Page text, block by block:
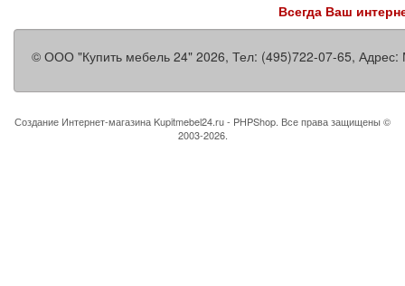
Всегда Ваш
© ООО "Купить мебель 24" 2026, Тел: (495)722-07-65, Адрес:
Создание Интернет-магазина Kupitmebel24.ru - PHPShop. Все права защищены ©
2003-2026.